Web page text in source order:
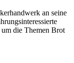
an seine
die Themen Brot